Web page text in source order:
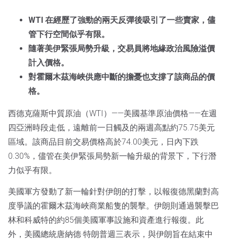
WTI 在經歷了強勁的兩天反彈後吸引了一些賣家，儘
管下行空間似乎有限。
隨著美伊緊張局勢升級，交易員將地緣政治風險溢價
計入價格。
對霍爾木茲海峽供應中斷的擔憂也支撐了該商品的價
格。
西德克薩斯中質原油（WTI）——美國基準原油價格——在週
四亞洲時段走低，遠離前一日觸及的兩週高點約75.75美元
區域。該商品目前交易價格高於74.00美元，日內下跌
0.30%，儘管在美伊緊張局勢新一輪升級的背景下，下行潛
力似乎有限。
美國軍方發動了新一輪針對伊朗的打擊，以報復德黑蘭對高
度爭議的霍爾木茲海峽商業船隻的襲擊。伊朗則通過襲擊巴
林和科威特的約85個美國軍事設施和資產進行報復。此
外，美國總統唐納德·特朗普週三表示，與伊朗旨在結束中